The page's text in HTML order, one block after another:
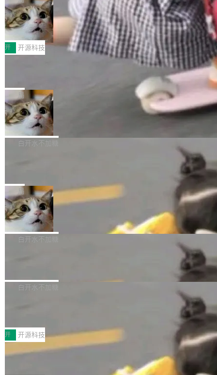
哪些组合有效，作者说，你得靠"文档、校验、或
者部落知识"。 换个写法。Rust 的 enum，两个
变体：Switchable...
有科技公司做的一样。只不过，实际上它不一
样。这是 Sandstorm.io 的重制版，我十年前的
那个创业公司。不同的是，这次它构建在 Cloudf
lare Workers 上——我花了九年时间搭建的平台
——并且深度集成了 AI。这基本上是我十年秘密
Workers 和 Durable Objects 的守护进程。 设
计思路很直接：每个对象是一个独立的 SQLite
数据库，按名称寻址，复制到你自己的 S3 兼容
存储库里。节点之间只通过这个存储库协调——
没有控制平面，没有共识协议。每个对象自带一
个小型数据库，应用天然按分片构建，单个数据
库的竞争和爆炸半径问题在设计层面就被消除
了。 闲置的 cell 会休眠到几乎不占资源。当 cel
l 迁移或唤醒时，新宿主从 S3 恢复 SQLite 数据
库继续执行。存储库是持久化的唯一真相...
鲁大师7月新机性能/流畅/AI榜：vivo夺
性能、流畅双第一，三星Galaxy Z系列
新折叠缺席
2026年7月的手机市场，由于存储等硬件成本暴
增，手机厂商的日子也不好过啊，新机速度明显
放缓，因此硝烟味淡了许多。新机参数规格除开
高价的三星折叠（三星Galaxy Z Fold8 Ultra / Z
Fold8 / Z Flip8）外，其余要么是中低端机器，
例如iQOO Z11i、REDMI Note 17、REDMI No
te 17 Pro、OPPO K15，要么是vivo X300 E这
样的次旗舰。 Galaxy Z Fold8 Ultra / Z Fold8 /
Z Flip8三款折叠屏新机均在7月22日发布，且全
部搭载骁龙8 Elite Gen5 for Galaxy，它们本该
开 开源科技
Zed 编辑器团队发布了新项目——DeltaDB，一
个在 git commit 之间记录每一次编辑操作的版
本控制系统。目前处于 Early Access 阶段。 De
ltaDB 的核心思路直接写在 landing page 最显
眼的位置：「Software is made between com
mits」——软件是在 commit 之间写出来的。git
是把这段空隙补上。 回退到任何一次编辑：Delt
aDB 捕获 commit 之间的每一次操作，...
局
SpaceXAI 单季资本开支达 183 亿美元
根据风险投资人Tomer Tunguz 博客（VC 分
析）披露的最新分析与第二季度业绩报告，Spac
微软同期总资本开支的四成。 与亚马逊、Alpha
bet、微软以及 Meta 等传统科技巨头相比，Spa
ceXAI的资金消耗速度尤为引人瞩目。然而，支
撑庞大支出的资金来源却呈现出截然不同的面
貌。数据显示，微软和 Meta 主要依托充沛的经
白开水不加糖
一个在终端里运行的编程 agent；Muse Spark
1.2，驱动这个 agent 的新模型。一句话概括：
你可以用 curl -fsSL https://dev.meta.ai/install.
sh | bash 安装一个能在大项目里自动规划、写
代码、验证结果的 AI 终端工具。 据介绍，Muse
个主 agent 循环，外加一组后台 agent。这些后
局
美团开源 LoHoSearch，用知识图谱校
准 AI 能力认知
机器出题的前提，是让机器拥有全局视野。整个
构建流程可以分为四个环节：建图 → 控制难度
白开水不加糖
库，并将作为transport接入Mooncake TENT。
MPComm将作为一种传输引擎接入Mooncake T
ENT，实现零拷贝传输性能提升30%、非零拷贝
传输性能最高提升5倍。UCL-MPComm底层基
于自研UCL-Engine通信引擎，后续腾讯网平将
白开水不加糖
型案例入选名单》，深信服“面向企业研发场景的
开源 AI 编程平台 CoStrict 应用”凭借卓越的技术
创新与落地成效成功入选。 全链路私有化部署，
助力企业AI研发安全落地 当前，越来越多企业已
开 开源科技
深信服AI算力网关入选工信部人工智能
前不久，工业和信息化部正式发布《2025年人工